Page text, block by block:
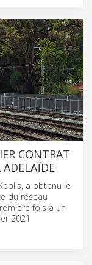
CONTRAT
ADELAÏDE
a obtenu le
du réseau
fois à un
2021